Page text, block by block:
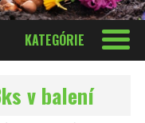
KATEGÓRIE
v balení